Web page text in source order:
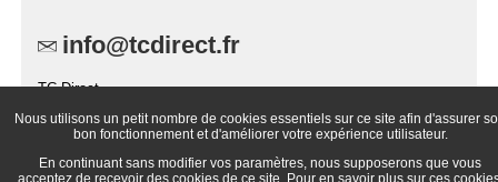
info@tcdirect.fr
TC Direct,
69573 Dardilly Cedex
Nous utilisons un petit nombre de cookies essentiels sur ce site afin d'assurer
bon fonctionnement et d'améliorer votre expérience utilisateur.
En continuant sans modifier vos paramètres, nous supposerons que vous
acceptez de recevoir des cookies de ce site. Pour en savoir plus sur ces